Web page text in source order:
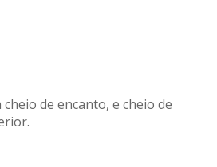
de encanto, e cheio de